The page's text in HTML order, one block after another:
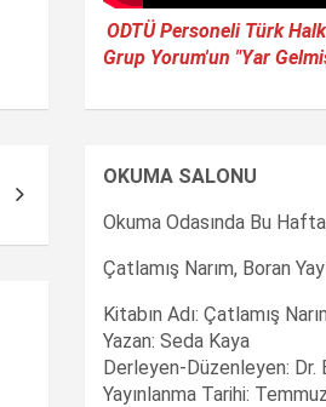
ODTÜ Personeli Türk
Grup Yorum'un "Yar
OKUMA SALONU
Okuma Odasında Bu
Çatlamış Narım, Boran
Kitabın Adı: Çatlamış
Yazan: Seda Kaya
Derleyen-Düzenleyen: Dr.
Yayınlanma Tarihi: